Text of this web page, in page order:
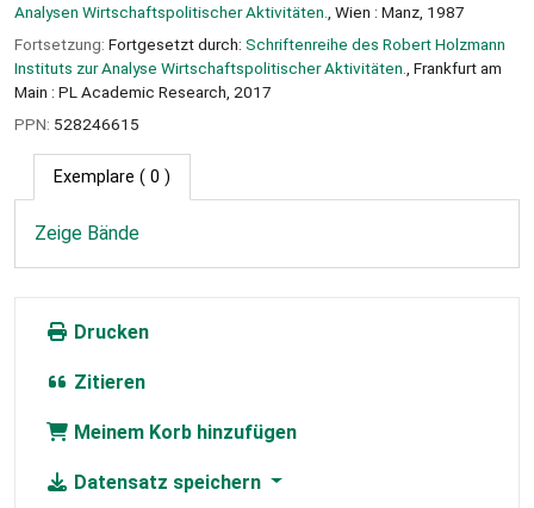
Analysen Wirtschaftspolitischer Aktivitäten.
, Wien : Manz, 1987
Fortsetzung: Fortgesetzt durch: Schriftenreihe des Robert Holzmann
Instituts zur Analyse Wirtschaftspolitischer Aktivitäten.
, Frankfurt am
Main : PL Academic Research, 2017
PPN: 528246615
Exemplare ( 0 )
Zeige Bände
Drucken
Zitieren
Meinem Korb hinzufügen
Datensatz speichern